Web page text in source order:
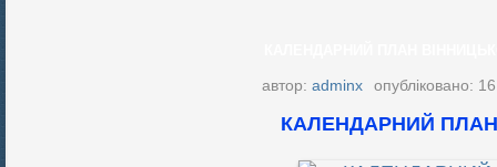
автор: adminx опубліковано:
КАЛЕНДАРНИЙ